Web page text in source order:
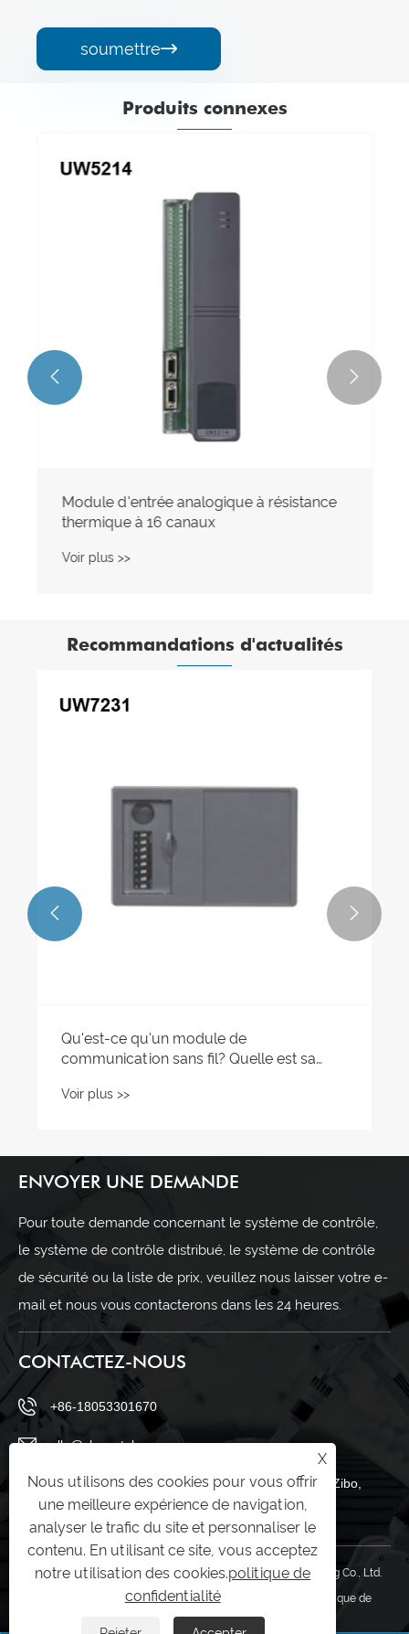
soumettre
Produits connexes
Module d'entrée analogique à résistance
thermique à 16 canaux
Voir plus >>
 
Recommandations d'actualités
Qu'est-ce qu'un module de
communication sans fil? Quelle est sa
Voir plus >>
 
ENVOYER UNE DEMANDE
Pour toute demande concernant le système de contrôle,
le système de contrôle distribué, le système de contrôle
de sécurité ou la liste de prix, veuillez nous laisser votre e-
mail et nous vous contacterons dans les 24 heures.
CONTACTEZ-NOUS
+86-18053301670
ella@chuwntek.com
69, route Sanying, district de Zahngdian, ville de Zibo,
province du Shandong, Chine
Copyright © 2024 Shandong Youwen Automation Engineering Co., Ltd.
Tous droits réservés.Links|Sitemap
politique de
X
Nous utilisons des cookies pour vous offrir
une meilleure expérience de navigation,
analyser le trafic du site et personnaliser le
contenu. En utilisant ce site, vous acceptez
notre utilisation des cookies.politique de
confidentialité